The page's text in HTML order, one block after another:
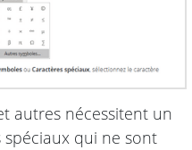
autres nécessitent un
qui ne sont